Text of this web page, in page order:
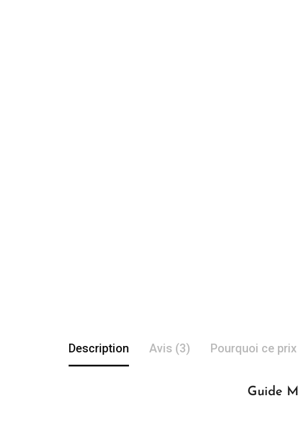
Description Avis (3) Pourquoi ce prix
Guide